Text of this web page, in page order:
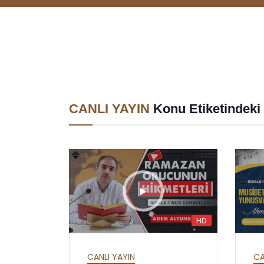
CANLI YAYIN Konu
HD
CANLI YAYIN
HD
HAFTALIK SOHBETLER
MEKTUBAT - YİRMİ